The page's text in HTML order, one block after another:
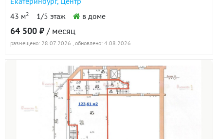
43 м2 1/5 этаж в доме
64 500 ₽ / месяц
размещено: 28.07.2026 , обновлено: 4.08.2026